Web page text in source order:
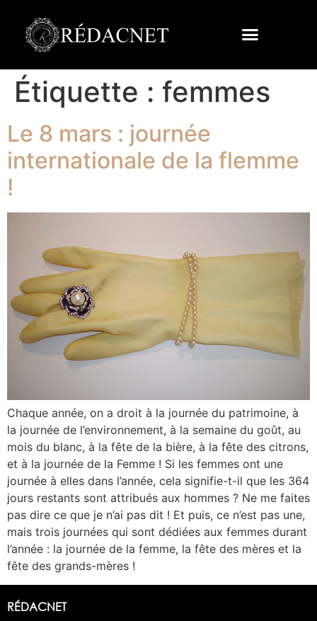
Étiquette : femmes
Le 8 mars : journée
internationale de la flemme
!
Chaque année, on a droit à la journée du patrimoine, à
la journée de l’environnement, à la semaine du goût, au
mois du blanc, à la fête de la bière, à la fête des citrons,
et à la journée de la Femme ! Si les femmes ont une
journée à elles dans l’année, cela signifie-t-il que les 364
jours restants sont attribués aux hommes ? Ne me faites
pas dire ce que je n’ai pas dit ! Et puis, ce n’est pas une,
mais trois journées qui sont dédiées aux femmes durant
l’année : la journée de la femme, la fête des mères et la
fête des grands-mères !
RÉDACNET